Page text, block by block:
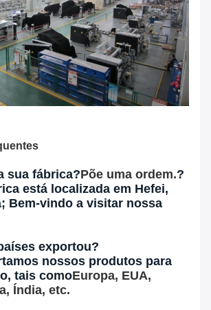
sua fábrica?Põe uma ordem.?
está localizada em Hefei,
Bem-vindo a visitar nossa
exportou?
nossos produtos para
tais comoEuropa, EUA,
Índia, etc.